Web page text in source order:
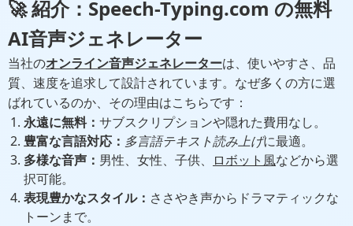
🚀 紹介：Speech-Typing.com の無料
AI音声ジェネレーター
当社のオンライン音声ジェネレーターは、使いやすさ、品
質、速度を追求して設計されています。なぜ多くの方に選
ばれているのか、その理由はこちらです：
永遠に無料： サブスクリプションや隠れた費用なし。
豊富な言語対応： 多言語テキスト読み上げに最適。
多様な音声： 男性、女性、子供、 ロボット風などから選
択可能。
表現豊かなスタイル： ささやき声からドラマティックな
トーンまで。